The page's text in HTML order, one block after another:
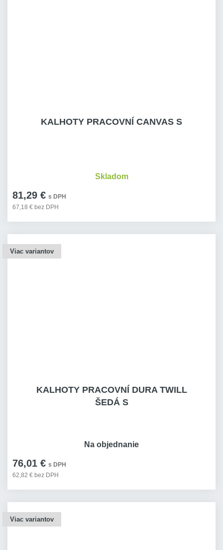
KALHOTY PRACOVNÍ CANVAS S
81,29 € s DPH
67,18 € bez DPH
Skladom
Viac variantov
KALHOTY PRACOVNÍ DURA TWILL
ŠEDÁ S
76,01 € s DPH
62,82 € bez DPH
Na objednanie
Viac variantov